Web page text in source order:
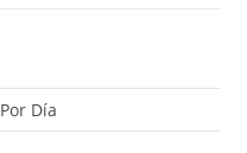
Por Día